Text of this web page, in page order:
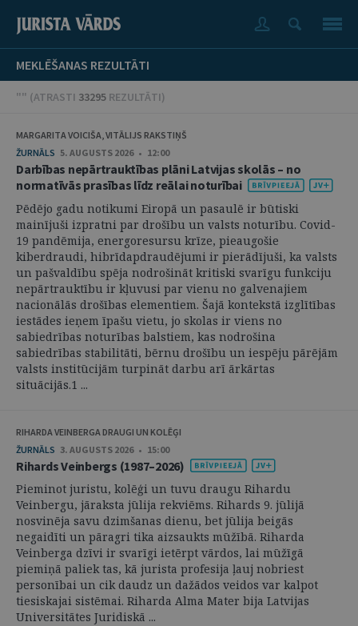
MEKLĒŠANAS REZULTĀTI
"" (ATRASTI 33295 REZULTĀTI)
MARGARITA VOICIŠA, VITĀLIJS RAKSTIŅŠ
ŽURNĀLS 5. AUGUSTS 2026 • 12:00
Darbības nepārtrauktības plāni Latvijas skolās – no
normatīvās prasības līdz reālai noturībai
Pēdējo gadu notikumi Eiropā un pasaulē ir būtiski
mainījuši izpratni par drošību un valsts noturību. Covid-
19 pandēmija, energoresursu krīze, pieaugošie
kiberdraudi, hibrīdapdraudējumi ir pierādījuši, ka valsts
un pašvaldību spēja nodrošināt kritiski svarīgu funkciju
nepārtrauktību ir kļuvusi par vienu no galvenajiem
nacionālās drošības elementiem. Šajā kontekstā izglītības
iestādes ieņem īpašu vietu, jo skolas ir viens no
sabiedrības noturības balstiem, kas nodrošina
sabiedrības stabilitāti, bērnu drošību un iespēju pārējām
valsts institūcijām turpināt darbu arī ārkārtas
situācijās.1 ...
RIHARDA VEINBERGA DRAUGI UN KOLĒĢI
ŽURNĀLS 3. AUGUSTS 2026 • 15:00
Rihards Veinbergs (1987–2026)
Pieminot juristu, kolēģi un tuvu draugu Rihardu
Veinbergu, jāraksta jūlija rekviēms. Rihards 9. jūlijā
nosvinēja savu dzimšanas dienu, bet jūlija beigās
negaidīti un pāragri tika aizsaukts mūžībā. Riharda
Veinberga dzīvi ir svarīgi ietērpt vārdos, lai mūžīgā
piemiņā paliek tas, kā jurista profesija ļauj nobriest
personībai un cik daudz un dažādos veidos var kalpot
tiesiskajai sistēmai. Riharda Alma Mater bija Latvijas
Universitātes Juridiskā ...